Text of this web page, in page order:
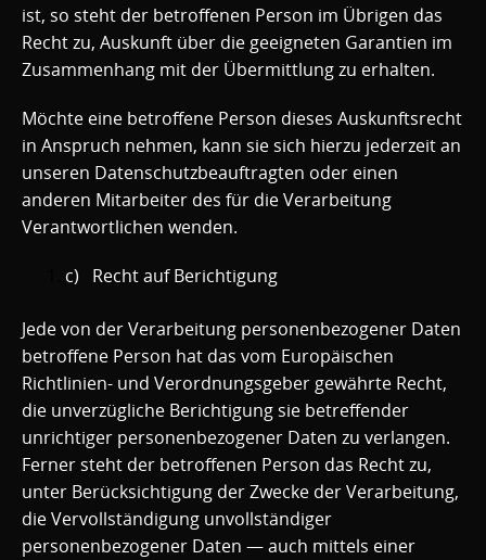
ist, so steht der betroffenen Person im Übrigen das
Recht zu, Auskunft über die geeigneten Garantien im
Zusammenhang mit der Übermittlung zu erhalten.
Möchte eine betroffene Person dieses Auskunftsrecht
in Anspruch nehmen, kann sie sich hierzu jederzeit an
unseren Datenschutzbeauftragten oder einen
anderen Mitarbeiter des für die Verarbeitung
Verantwortlichen wenden.
c) Recht auf Berichtigung
Jede von der Verarbeitung personenbezogener Daten
betroffene Person hat das vom Europäischen
Richtlinien- und Verordnungsgeber gewährte Recht,
die unverzügliche Berichtigung sie betreffender
unrichtiger personenbezogener Daten zu verlangen.
Ferner steht der betroffenen Person das Recht zu,
unter Berücksichtigung der Zwecke der Verarbeitung,
die Vervollständigung unvollständiger
personenbezogener Daten — auch mittels einer